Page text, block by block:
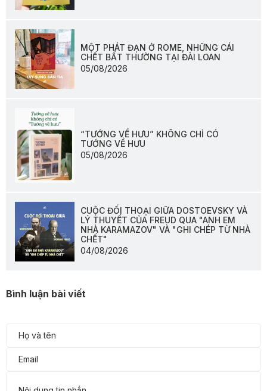
MỘT PHÁT ĐẠN Ở ROME, NHỮNG CÁI
CHẾT BẤT THƯỜNG TẠI ĐÀI LOAN
05/08/2026
“TƯỚNG VỀ HƯU” KHÔNG CHỈ CÓ
TƯỚNG VỀ HƯU
05/08/2026
CUỘC ĐỐI THOẠI GIỮA DOSTOEVSKY VÀ
LÝ THUYẾT CỦA FREUD QUA "ANH EM
NHÀ KARAMAZOV" VÀ "GHI CHÉP TỪ NHÀ
CHẾT"
04/08/2026
Bình luận bài viết